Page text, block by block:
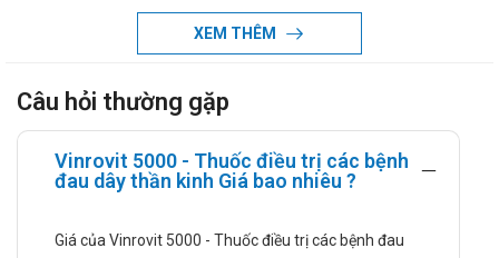
Liều dùng và cách dùng
Hội chứng đau nhức: 1 - 2 ống/ ngày
Điều trị viêm đa dây thần kinh do nghiện rượu mạn tính: 2
ống/ ngày
Chống chỉ định
XEM THÊM
Câu hỏi thường gặp
Vinrovit 5000 - Thuốc điều trị các bệnh
đau dây thần kinh Giá bao nhiêu ?
Giá của Vinrovit 5000 - Thuốc điều trị các bệnh đau